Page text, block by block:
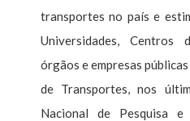
transportes no país e
Universidades, Centros
órgãos e empresas
de Transportes, nos
Nacional de Pesquisa